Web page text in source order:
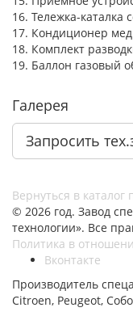
16. Тележка-
17. Кондиционер
18. Комплект
19. Баллон газовый
Галерея
Запросить
Вернуться в каталог
© 2026 год. Завод
технологии». Все
Политика в
Вконтакте
Производитель
Citroen, Peugeot,